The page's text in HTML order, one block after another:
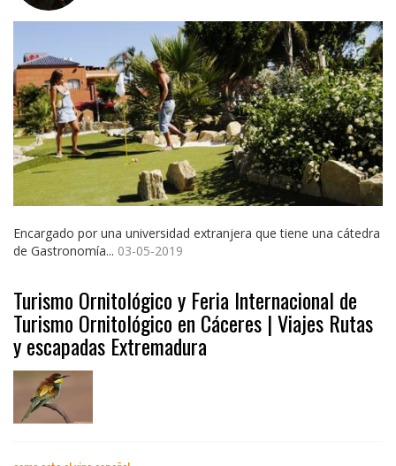
Encargado por una universidad extranjera que tiene una cátedra
de Gastronomía... 03-05-2019
Turismo Ornitológico y Feria Internacional de
Turismo Ornitológico en Cáceres | Viajes Rutas
y escapadas Extremadura